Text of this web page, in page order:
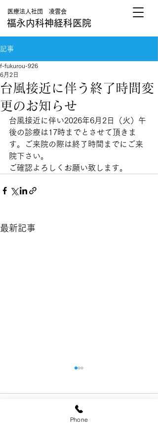
福永内科神経科医院
医療法人社団 凌雲会
記事
台風接近に伴う終了時間変
更のお知らせ
f-fukurou-926
6月2日
台風接近に伴い2026年6月2日（火）午
後の診療は17時までとさせて頂きま
す。ご来院の際は終了時間までにご来
院下さい。
ご確認よろしくお願い致します。
最新記事
としての取り組みについ
て（機能強化加算に関す
福永内科神経科医院では、地
Phone